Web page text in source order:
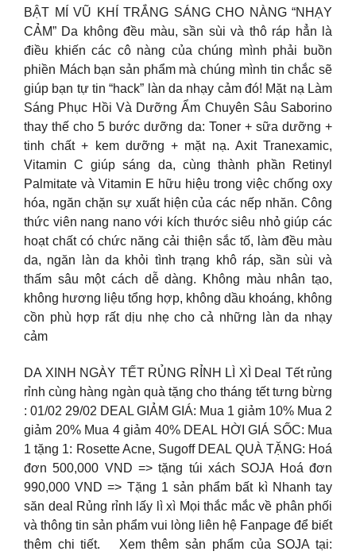
BẬT MÍ VŨ KHÍ TRẮNG SÁNG CHO NÀNG “NHẠY
CẢM” Da không đều màu, sần sùi và thô ráp hẳn là
điều khiến các cô nàng của chúng mình phải buồn
phiền Mách bạn sản phẩm mà chúng mình tin chắc sẽ
giúp bạn tự tin “hack” làn da nhạy cảm đó! Mặt nạ Làm
Sáng Phục Hồi Và Dưỡng Ẩm Chuyên Sâu Saborino
thay thế cho 5 bước dưỡng da: Toner + sữa dưỡng +
tinh chất + kem dưỡng + mặt nạ. Axit Tranexamic,
Vitamin C giúp sáng da, cùng thành phần Retinyl
Palmitate và Vitamin E hữu hiệu trong việc chống oxy
hóa, ngăn chặn sự xuất hiện của các nếp nhăn. Công
thức viên nang nano với kích thước siêu nhỏ giúp các
hoạt chất có chức năng cải thiện sắc tố, làm đều màu
da, ngăn làn da khỏi tình trạng khô ráp, sần sùi và
thấm sâu một cách dễ dàng. Không màu nhân tạo,
không hương liệu tổng hợp, không dầu khoáng, không
cồn phù hợp rất dịu nhẹ cho cả những làn da nhạy
cảm
DA XINH NGÀY TẾT RỦNG RỈNH LÌ XÌ Deal Tết rủng
rỉnh cùng hàng ngàn quà tặng cho tháng tết tưng bừng
: 01/02 29/02 DEAL GIẢM GIÁ: Mua 1 giảm 10% Mua 2
giảm 20% Mua 4 giảm 40% DEAL HỜI GIÁ SỐC: Mua
1 tặng 1: Rosette Acne, Sugoff DEAL QUÀ TẶNG: Hoá
đơn 500,000 VND => tặng túi xách SOJA Hoá đơn
990,000 VND => Tặng 1 sản phẩm bất kì Nhanh tay
săn deal Rủng rỉnh lấy lì xì Mọi thắc mắc về phân phối
và thông tin sản phẩm vui lòng liên hệ Fanpage để biết
thêm chi tiết. ​ ​ Xem thêm sản phẩm của SOJA tại: